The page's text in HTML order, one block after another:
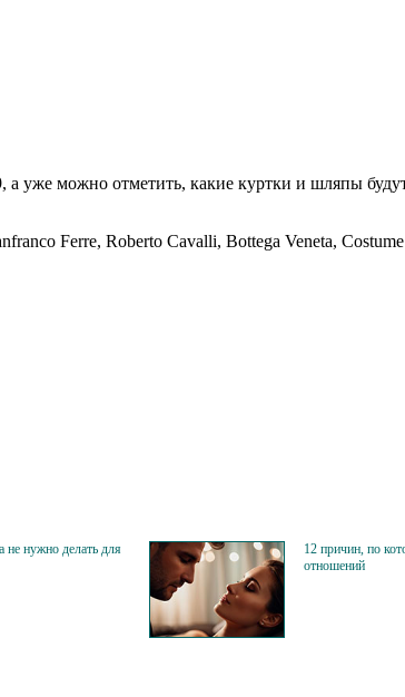
уже можно отметить, какие куртки и шляпы
Ferre, Roberto Cavalli, Bottega Veneta,
не нужно делать для
12 причин, по
отношений